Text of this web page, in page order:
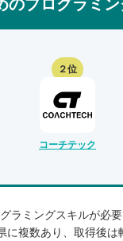
のプログラミ
２位
コーチテック
ラミングスキルが必要
複数あり、取得後は